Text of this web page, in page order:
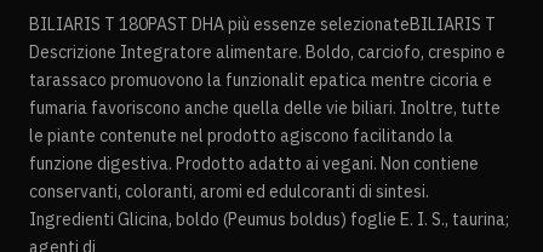
BILIARIS T 180PAST DHA più essenze selezionateBILIARIS T
Descrizione Integratore alimentare. Boldo, carciofo, crespino e
tarassaco promuovono la funzionalit epatica mentre cicoria e
fumaria favoriscono anche quella delle vie biliari. Inoltre, tutte
le piante contenute nel prodotto agiscono facilitando la
funzione digestiva. Prodotto adatto ai vegani. Non contiene
conservanti, coloranti, aromi ed edulcoranti di sintesi.
Ingredienti Glicina, boldo (Peumus boldus) foglie E. I. S., taurina;
agenti di